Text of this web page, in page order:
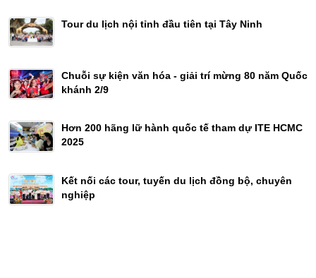
Tour du lịch nội tỉnh đầu tiên tại Tây Ninh
Chuỗi sự kiện văn hóa - giải trí mừng 80 năm Quốc
khánh 2/9
Hơn 200 hãng lữ hành quốc tế tham dự ITE HCMC
2025
Kết nối các tour, tuyến du lịch đồng bộ, chuyên
nghiệp